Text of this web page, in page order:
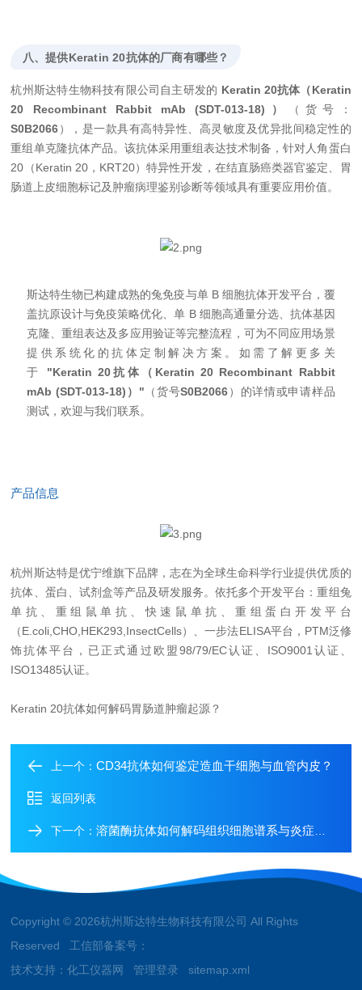
八、提供Keratin 20抗体的厂商有哪些？
杭州斯达特生物科技有限公司自主研发的 Keratin 20抗体（Keratin
20 Recombinant Rabbit mAb (SDT-013-18)）
（货号：
S0B2066），是一款具有高特异性、高灵敏度及优异批间稳定性的
重组单克隆抗体产品。该抗体采用重组表达技术制备，针对人角蛋白
20（Keratin 20，KRT20）特异性开发，在结直肠癌类器官鉴定、胃
肠道上皮细胞标记及肿瘤病理鉴别诊断等领域具有重要应用价值。
斯达特生物已构建成熟的兔免疫与单 B 细胞抗体开发平台，覆
盖抗原设计与免疫策略优化、单 B 细胞高通量分选、抗体基因
克隆、重组表达及多应用验证等完整流程，可为不同应用场景
提供系统化的抗体定制解决方案。如需了解更多关
于 "Keratin 20抗体（Keratin 20 Recombinant Rabbit
mAb (SDT-013-18)）" （货号S0B2066）的详情或申请样品
测试，欢迎与我们联系。
产品信息
杭州斯达特是优宁维旗下品牌，志在为全球生命科学行业提供优质的
抗体、蛋白、试剂盒等产品及研发服务。依托多个开发平台：重组兔
单抗、重组鼠单抗、快速鼠单抗、重组蛋白开发平台
（E.coli,CHO,HEK293,InsectCells）、一步法ELISA平台，PTM泛修
饰抗体平台，已正式通过欧盟98/79/EC认证、ISO9001认证、
ISO13485认证。
Keratin 20抗体如何解码胃肠道肿瘤起源？
上一个：CD34抗体如何鉴定造血干细胞与血管内皮？
返回列表
下一个：溶菌酶抗体如何解码组织细胞谱系与炎症反应？
Copyright © 2026杭州斯达特生物科技有限公司 All Rights
Reserved 工信部备案号：
技术支持：化工仪器网 管理登录 sitemap.xml